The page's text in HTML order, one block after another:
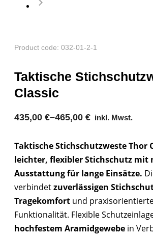
Product code: 032-01-2-1
Taktische
Classic
435,00 €–465,00 € inkl. Mwst.
Taktische Stichschutzweste Thor
leichter, flexibler Stichschutz mit
Ausstattung für lange Einsätze.
verbindetzuverlässigen
Tragekomfort und
Funktionalität. Flexible
hochfestem Aramidgewebe in